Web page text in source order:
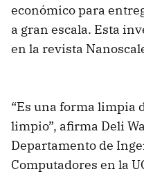
económico para
a gran escala. Esta
en la revista
“Es una forma limpia
limpio”, afirma Deli
Departamento de
Computadores en la